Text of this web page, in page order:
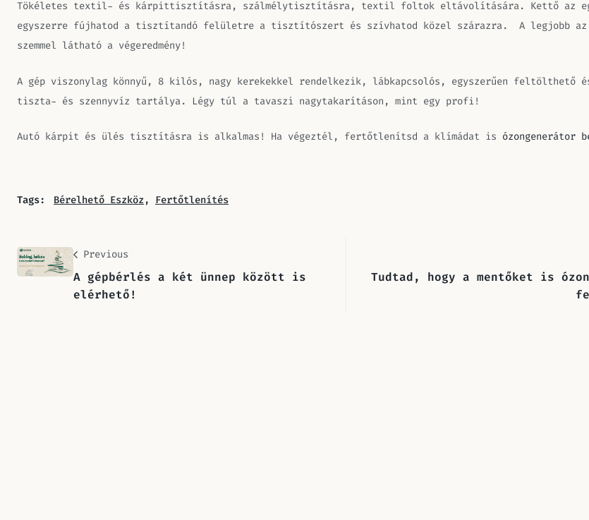
Tökéletes textil- és kárpittisztításra, szálmélytisztításra, textil foltok eltávolítására. Kettő az
egyszerre fújhatod a tisztítandó felületre a tisztítószert és szívhatod közel szárazra. A legjobb az
szemmel látható a végeredmény!
A gép viszonylag könnyű, 8 kilós, nagy kerekekkel rendelkezik, lábkapcsolós, egyszerűen feltölthető
tiszta- és szennyvíz tartálya. Légy túl a tavaszi nagytakarításon, mint egy profi!
Autó kárpit és ülés tisztításra is alkalmas! Ha végeztél, fertőtlenítsd a klímádat is ózongenerátor
Tags: Bérelhető Eszköz , Fertőtlenítés
Previous
A gépbérlés a két ünnep között is
elérhető!
Tudtad, hogy a mentőket is